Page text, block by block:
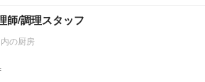
師/調理スタッフ
の厨房